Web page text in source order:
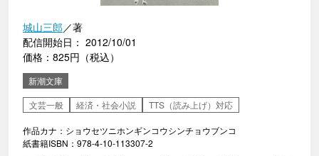
城山三郎／著
配信開始日： 2012/10/01
価格：825円（税込）
新潮文庫
文芸一般
経済・社会小説 TTS（読み上げ）対応
作品カナ：ショウセツニホンギンコウシンチョウブンコ
紙書籍ISBN：978-4-10-113307-2